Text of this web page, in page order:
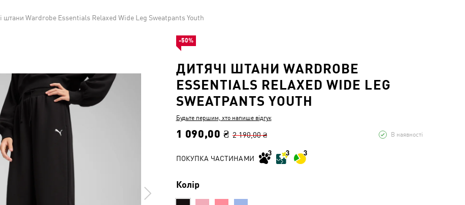
штани Wardrobe Essentials Relaxed Wide Leg Sweatpants Youth
ДИТЯЧІ ШТАНИ WARDROBE
ESSENTIALS RELAXED WIDE LEG
SWEATPANTS YOUTH
Будьте першим, хто напише відгук
1 090,00 ₴ 2 190,00 ₴ В наявності
ПОКУПКА ЧАСТИНАМИ
Колір
-50%